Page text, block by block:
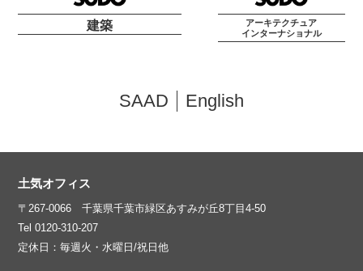
建築
アーキテクチュア
インターナショナル
SAAD English
土気オフィス
〒267-0066 千葉県千葉市緑区あすみが丘8丁目4-50
Tel 0120-310-207
定休日：毎週火・水曜日/祝日他